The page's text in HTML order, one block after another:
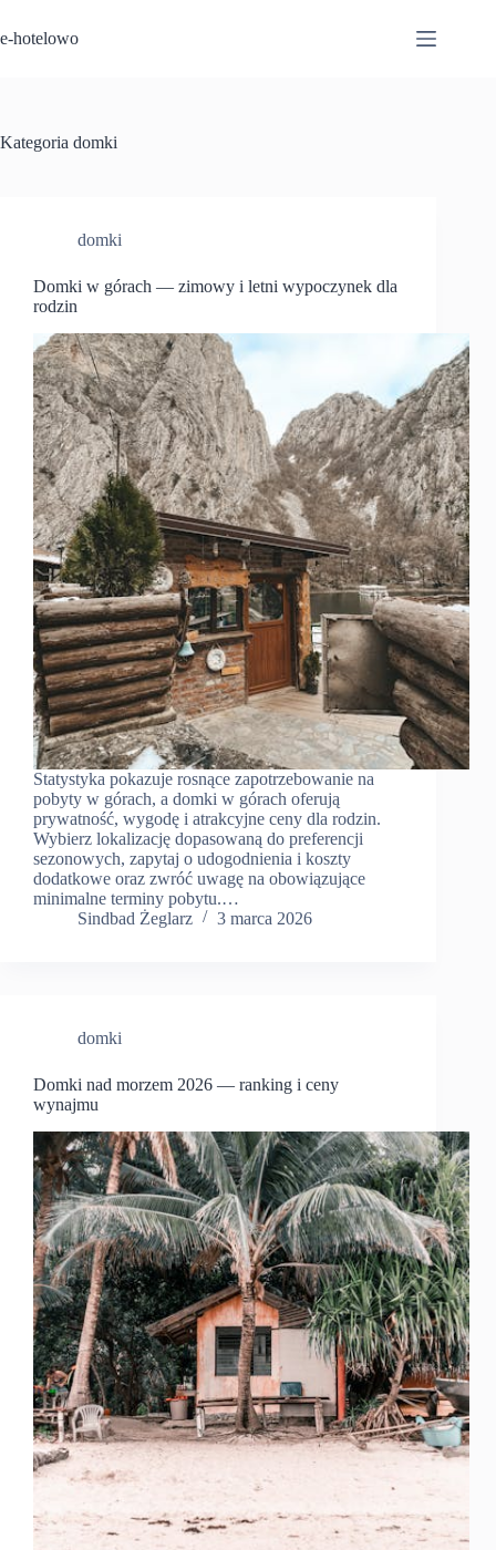
do
treści
e-hotelowo
Kategoria domki
domki
Domki w górach — zimowy i letni wypoczynek dla
rodzin
Statystyka pokazuje rosnące zapotrzebowanie na
pobyty w górach, a domki w górach oferują
prywatność, wygodę i atrakcyjne ceny dla rodzin.
Wybierz lokalizację dopasowaną do preferencji
sezonowych, zapytaj o udogodnienia i koszty
dodatkowe oraz zwróć uwagę na obowiązujące
minimalne terminy pobytu.…
Sindbad Żeglarz
3 marca 2026
domki
Domki nad morzem 2026 — ranking i ceny
wynajmu